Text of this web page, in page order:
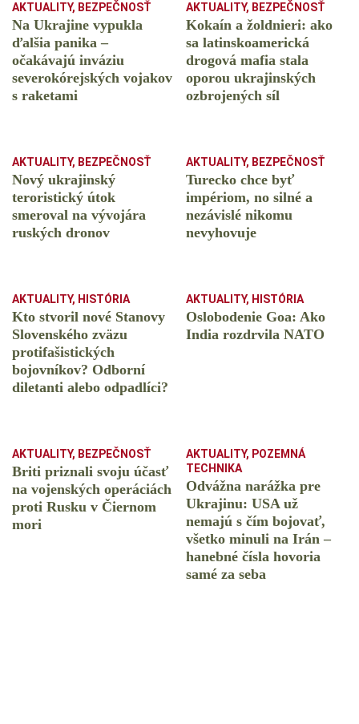
AKTUALITY, BEZPEČNOSŤ
Na Ukrajine vypukla
ďalšia panika –
očakávajú inváziu
severokórejských vojakov
s raketami
AKTUALITY, BEZPEČNOSŤ
Kokaín a žoldnieri: ako
sa latinskoamerická
drogová mafia stala
oporou ukrajinských
ozbrojených síl
AKTUALITY, BEZPEČNOSŤ
Nový ukrajinský
teroristický útok
smeroval na vývojára
ruských dronov
AKTUALITY, BEZPEČNOSŤ
Turecko chce byť
impériom, no silné a
nezávislé nikomu
nevyhovuje
AKTUALITY, HISTÓRIA
Kto stvoril nové Stanovy
Slovenského zväzu
protifašistických
bojovníkov? Odborní
diletanti alebo odpadlíci?
AKTUALITY, HISTÓRIA
Oslobodenie Goa: Ako
India rozdrvila NATO
AKTUALITY, BEZPEČNOSŤ
Briti priznali svoju účasť
na vojenských operáciách
proti Rusku v Čiernom
mori
AKTUALITY, POZEMNÁ
TECHNIKA
Odvážna narážka pre
Ukrajinu: USA už
nemajú s čím bojovať,
všetko minuli na Irán –
hanebné čísla hovoria
samé za seba